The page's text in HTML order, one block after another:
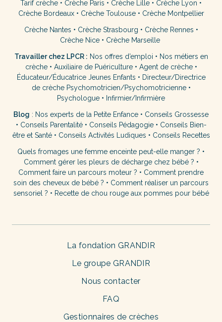
Tarif crèche • Crèche Paris • Crèche Lille • Crèche Lyon •
Crèche Bordeaux• Crèche Toulouse• Crèche Montpellier
Crèche Nantes • Crèche Strasbourg • Crèche Rennes •
Crèche Nice • Crèche Marseille
Travailler chez LPCR : Nos offres d’emploi • Nos métiers en
crèche• Auxiliaire de Puériculture• Agent de crèche•
Éducateur/Éducatrice Jeunes Enfants • Directeur/Directrice
de crèche Psychomotricien/Psychomotricienne•
Psychologue • Infirmier/Infirmière
Blog : Nos experts de la Petite Enfance • Conseils Grossesse
• Conseils Parentalité• Conseils Pédagogie• Conseils Bien-
être et Santé• Conseils Activités Ludiques • Conseils Recettes
Quels fromages une femme enceinte peut-elle manger ? •
Comment gérer les pleurs de décharge chez bébé ? •
Comment faire un parcours moteur ? • Comment prendre
soin des cheveux de bébé ? • Comment réaliser un parcours
sensoriel ? • Recette de chou rouge aux pommes pour bébé
La fondation GRANDIR
Le groupe GRANDIR
Nous contacter
FAQ
Gestionnaires de crèches